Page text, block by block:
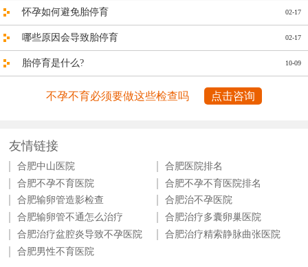
02-17
怀孕如何避免胎停育
02-17
哪些原因会导致胎停育
10-09
胎停育是什么?
不孕不育必须要做这些检查吗 点击咨询
友情链接
合肥中山医院
合肥医院排名
合肥不孕不育医院
合肥不孕不育医院排名
合肥输卵管造影检查
合肥治不孕医院
合肥输卵管不通怎么治疗
合肥治疗多囊卵巢医院
合肥治疗盆腔炎导致不孕医院
合肥治疗精索静脉曲张医院
合肥男性不育医院